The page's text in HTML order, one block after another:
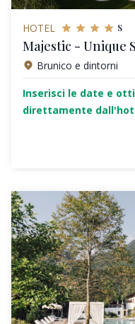
HOTEL s
Majestic - Unique
Brunico e dintorni
Inserisci le date e
direttamente